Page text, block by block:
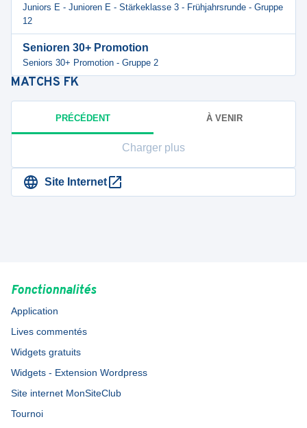
Juniors E - Junioren E - Stärkeklasse 3 - Frühjahrsrunde - Gruppe
12
Senioren 30+ Promotion
Seniors 30+ Promotion - Gruppe 2
MATCHS FK
PRÉCÉDENT À VENIR
Charger plus
Site Internet
Fonctionnalités
Application
Lives commentés
Widgets gratuits
Widgets - Extension Wordpress
Site internet MonSiteClub
Tournoi